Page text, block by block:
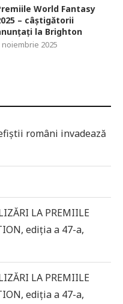
World Fantasy
– câștigătorii
la Brighton
noiembrie 2025
români invadează
LA PREMIILE
ediția a 47-a,
LA PREMIILE
ediția a 47-a,